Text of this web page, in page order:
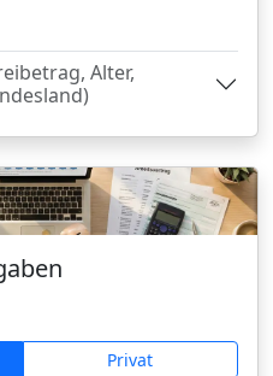
Alter,
Privat